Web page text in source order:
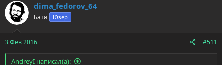
dima_fedorov_64
Батя Юзер
3 Фев 2016 #511
AndreyI написал(а):